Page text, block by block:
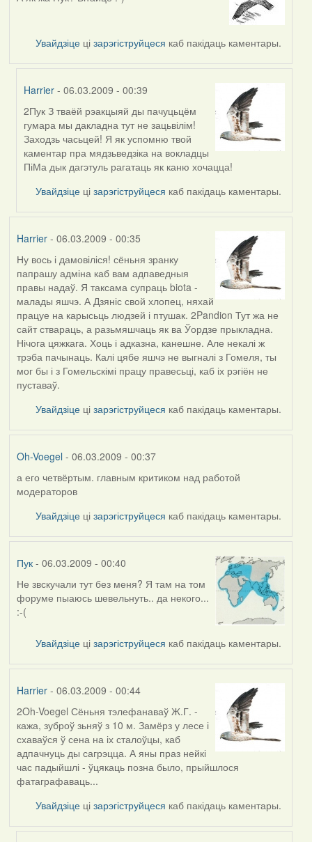
Увайдзіце цізарэгіструйцеся каб пакідаць каментары.
Harrier - 06.03.2009 - 00:39
In
reply
to
by
Peregrinus
2Пук З тваёй рэакцыяй ды пачуцьцём
гумара мы дакладна тут не зацьвілім!
Заходзь часьцей! Я як успомню твой
каментар пра мядзьведзіка на вокладцы
ПіМа дык дагэтуль рагатаць як каню хочацца!
Увайдзіце цізарэгіструйцеся каб пакідаць каментары.
Harrier- 06.03.2009 - 00:35
Ну вось і дамовіліся! сёньня зранку
папрашу адміна каб вам адпаведныя
правы надаў. Я таксама супраць biota -
малады яшчэ. А Дзяніс свой хлопец, няхай
працуе на карысьць людзей і птушак. 2Pandion Тут жа не
сайт ствараць, а разьмяшчаць як ва Ўордзе прыкладна.
Нічога цяжкага. Хоць і адказна, канешне. Але некалі ж
трэба пачынаць. Калі цябе яшчэ не выгналі з Гомеля, ты
мог бы і з Гомельскімі працу правесьці, каб іх рэгіён не
пуставаў.
Увайдзіце цізарэгіструйцеся каб пакідаць каментары.
Oh-Voegel - 06.03.2009 - 00:37
а его четвёртым. главным критиком над работой
модераторов
Увайдзіце цізарэгіструйцеся каб пакідаць каментары.
Пук- 06.03.2009 - 00:40
Не звскучали тут без меня? Я там на том
форуме пыаюсь шевельнуть.. да некого...
:-(
Увайдзіце цізарэгіструйцеся каб пакідаць каментары.
Harrier- 06.03.2009 - 00:44
2Oh-Voegel Сёньня тэлефанаваў Ж.Г. -
кажа, зуброў зьняў з 10 м. Замёрз у лесе і
схаваўся ў сена на іх сталоўцы, каб
адпачнуць ды сагрэцца. А яны праз нейкі
час падыйшлі - ўцякаць позна было, прыйшлося
фатаграфаваць...
Увайдзіце цізарэгіструйцеся каб пакідаць каментары.